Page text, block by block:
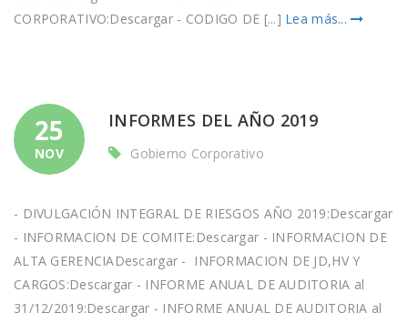
CORPORATIVO:Descargar - CODIGO DE [...] Lea más...
25
NOV
INFORMES DEL AÑO 2019
Gobierno Corporativo
- DIVULGACIÓN INTEGRAL DE RIESGOS AÑO 2019:Descargar
- INFORMACION DE COMITE:Descargar - INFORMACION DE
ALTA GERENCIADescargar - INFORMACION DE JD,HV Y
CARGOS:Descargar - INFORME ANUAL DE AUDITORIA al
31/12/2019:Descargar - INFORME ANUAL DE AUDITORIA al